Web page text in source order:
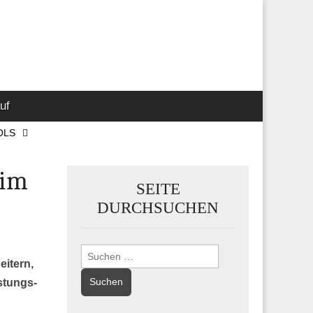
SEITE
DURCHSUCHEN
Suchen
nach: